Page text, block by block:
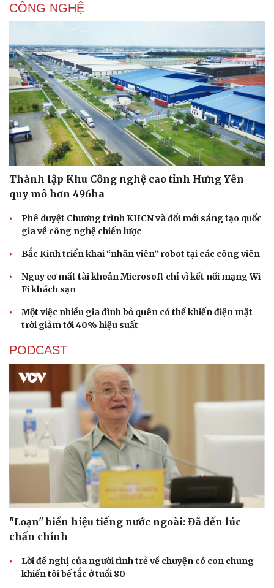
Sức khỏe
Dinh dưỡng - món ngon
Cây thuốc
Nhi khoa
Nam khoa
Phòng mạch online
Ăn sạch sống khỏe
Đời sống
Nhà đẹp
Blog
CÔNG NGHỆ
Thành lập Khu Công nghệ cao tỉnh Hưng Yên
quy mô hơn 496ha
Phê duyệt Chương trình KHCN và đổi mới sáng tạo quốc
gia về công nghệ chiến lược
Bắc Kinh triển khai “nhân viên” robot tại các công viên
Nguy cơ mất tài khoản Microsoft chỉ vì kết nối mạng Wi-
Fi khách sạn
Một việc nhiều gia đình bỏ quên có thể khiến điện mặt
trời giảm tới 40% hiệu suất
PODCAST
"Loạn" biển hiệu tiếng nước ngoài: Đã đến lúc
chấn chỉnh
Lời đề nghị của người tình trẻ về chuyện có con chung
khiến tôi bế tắc ở tuổi 80